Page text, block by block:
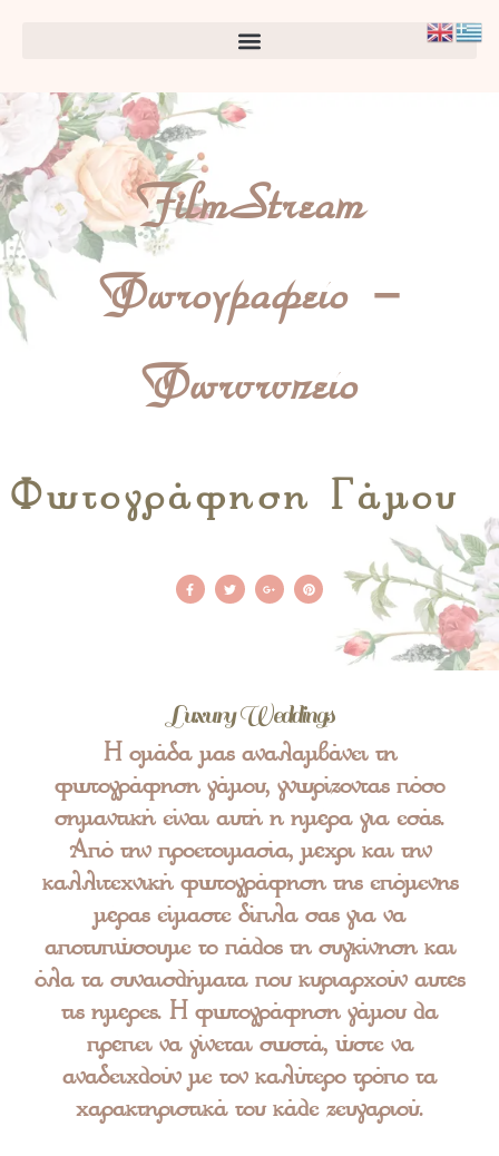
FilmStream
Φωτογραφείο –
Φωτυτυπείο
Φωτογράφηση Γάμου
Luxury Weddings
Η ομάδα μας αναλαμβάνει τη
φωτογράφηση γάμου, γνωρίζοντας πόσο
σημαντική είναι αυτή η ημέρα για εσάς.
Από την προετοιμασία, μέχρι και την
καλλιτεχνική φωτογράφηση της επόμενης
μέρας είμαστε δίπλα σας για να
αποτυπώσουμε το πάθος τη συγκίνηση και
όλα τα συναισθήματα που κυριαρχούν αυτές
τις ημέρες. Η φωτογράφηση γάμου θα
πρέπει να γίνεται σωστά, ώστε να
αναδειχθούν με τον καλύτερο τρόπο τα
χαρακτηριστικά του κάθε ζευγαριού.